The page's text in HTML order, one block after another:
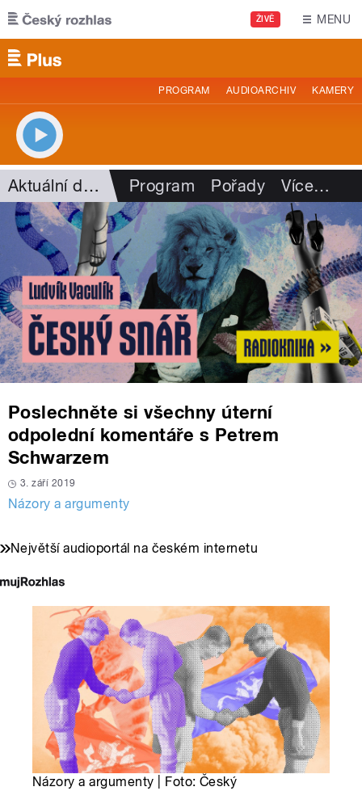
Přejít k hlavnímu obsahu
ŽIVĚ MENU
PROGRAM AUDIOARCHIV KAMERY
Aktuální dění Program Pořady Více…
Poslechněte si všechny úterní
odpolední komentáře s Petrem
Schwarzem
3. září 2019
Názory a argumenty
Největší audioportál na českém internetu
Názory a argumenty | Foto: Český